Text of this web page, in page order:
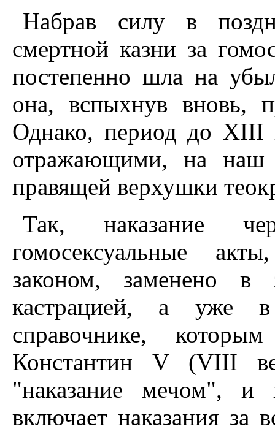
Набрав силу в
смертной казни за
постепенно шла на
она, вспыхнув вновь,
Однако, период до XIII
отражающими, на наш
правящей верхушки
Так, наказание
гомосексуальные
законом, заменено в
кастрацией, а уже в
справочнике,
Константин V (VIII
"наказание мечом", и
включает наказания за